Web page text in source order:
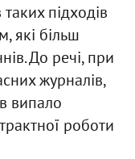
підходів
які більш
До речі, при
журналів,
випало
роботи